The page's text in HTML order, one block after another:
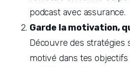
podcast avec assurance.
Garde la motivation,
Découvre des
motivé dans tes